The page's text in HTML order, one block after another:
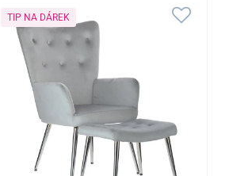
TIP NA DÁREK